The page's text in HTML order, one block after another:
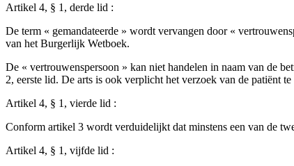
Artikel 4, § 1, derde lid :
De term « gemandateerde » wordt vervangen door «
van het Burgerlijk Wetboek.
De « vertrouwenspersoon » kan niet handelen in naam van de
2, eerste lid. De arts is ook verplicht het verzoek van de patiënt
Artikel 4, § 1, vierde lid :
Conform artikel 3 wordt verduidelijkt dat minstens een van de
Artikel 4, § 1, vijfde lid :